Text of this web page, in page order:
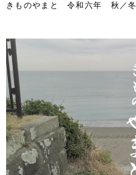
きものやまと 令和六年 秋／冬